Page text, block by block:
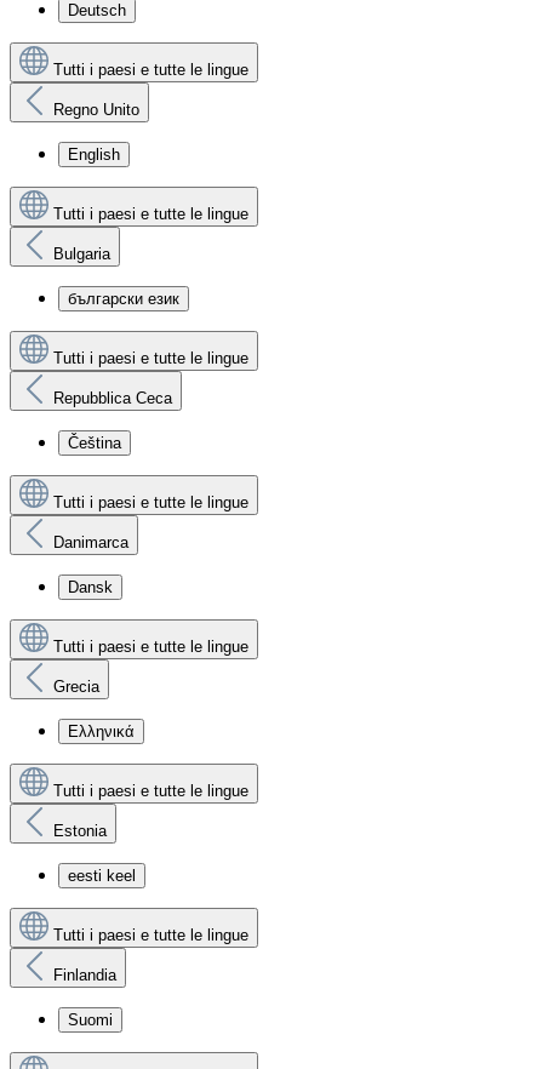
Deutsch
Tutti i paesi e tutte le lingue
Regno Unito
English
Tutti i paesi e tutte le lingue
Bulgaria
български език
Tutti i paesi e tutte le lingue
Repubblica Ceca
Čeština
Tutti i paesi e tutte le lingue
Danimarca
Dansk
Tutti i paesi e tutte le lingue
Grecia
Ελληνικά
Tutti i paesi e tutte le lingue
Estonia
eesti keel
Tutti i paesi e tutte le lingue
Finlandia
Suomi